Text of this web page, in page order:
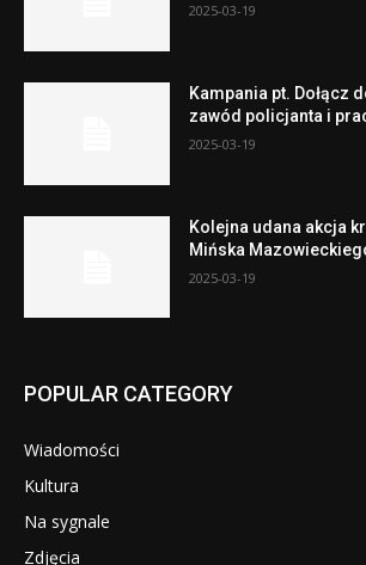
2025-03-19
Kampania pt. Dołącz
zawód policjanta i
2025-03-19
Kolejna udana akcja
Mińska
2025-03-19
POPULAR CATEGORY
Wiadomości
Kultura
Na sygnale
Zdjęcia